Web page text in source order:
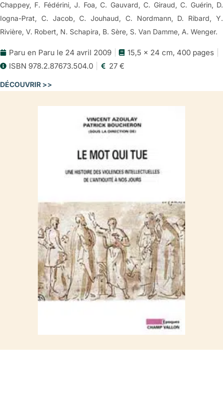
Chappey, F. Fédérini, J. Foa, C. Gauvard, C. Giraud, C. Guérin, D.
Iogna-Prat, C. Jacob, C. Jouhaud, C. Nordmann, D. Ribard, Y.
Rivière, V. Robert, N. Schapira, B. Sère, S. Van Damme, A. Wenger.
Paru en Paru le 24 avril 2009
15,5 x 24 cm, 400 pages
ISBN 978.2.87673.504.0
27 €
DÉCOUVRIR >>